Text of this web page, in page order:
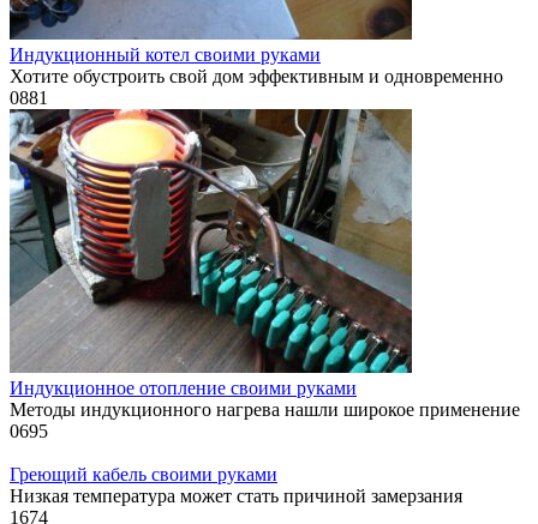
Индукционный котел своими руками
Хотите обустроить свой дом эффективным и одновременно
0881
Индукционное отопление своими руками
Методы индукционного нагрева нашли широкое применение
0695
Греющий кабель своими руками
Низкая температура может стать причиной замерзания
1674